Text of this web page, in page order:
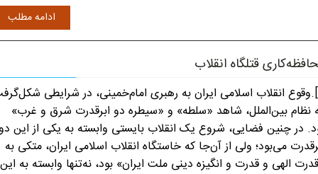
ادامه مطلب
قتلگاه انقلاب
[۱].وقوع انقلاب اسلامی ایران به رهبری امام‌خمینی، در شرایطی
نظام بین‌الملل، شاهد «سلطه» و «سیطره دو ابرقدرت شرق و غرب»
در چنین فضایی، شروع یک انقلاب بایستی وابسته به یکی از این
می‌بود؛ ولی از آن‌جا که خاستگاه انقلاب اسلامی ایران، متکی به
الهی و قدرت و انگیزه دینی ملت ایران» بود، نه‌تنها وابسته به این